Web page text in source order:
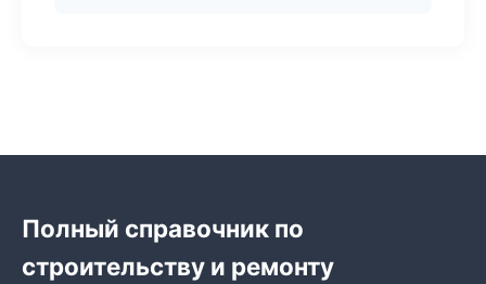
Полный справочник по
строительству и ремонту